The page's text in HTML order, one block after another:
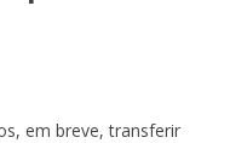
em breve, transferir